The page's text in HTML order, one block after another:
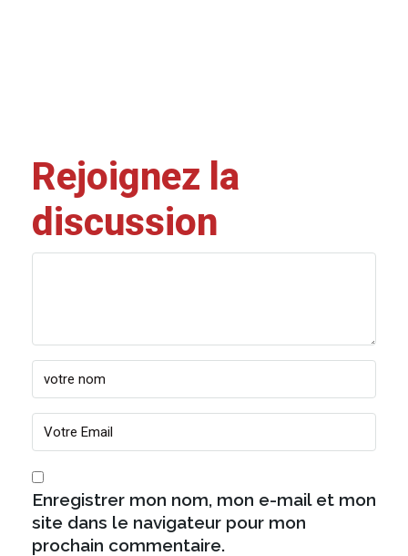
Rejoignez la
discussion
Enregistrer mon nom, mon e-mail et mon
site dans le navigateur pour mon
prochain commentaire.